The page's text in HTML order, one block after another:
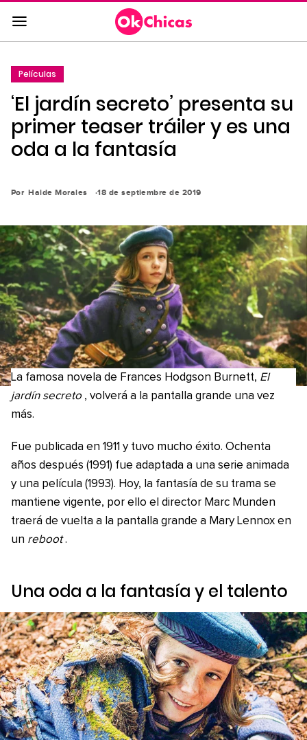
Saltar
al
contenido
la
navegación
principal
Películas
‘El jardín secreto’ presenta su
primer teaser tráiler y es una
oda a la fantasía
Por Haide Morales 18 de septiembre de 2019
La famosa novela de Frances Hodgson Burnett, El
jardín secreto , volverá a la pantalla grande una vez
más.
Fue publicada en 1911 y tuvo mucho éxito. Ochenta
años después (1991) fue adaptada a una serie animada
y una película (1993). Hoy, la fantasía de su trama se
mantiene vigente, por ello el director Marc Munden
traerá de vuelta a la pantalla grande a Mary Lennox en
un reboot .
Una oda a la fantasía y el talento